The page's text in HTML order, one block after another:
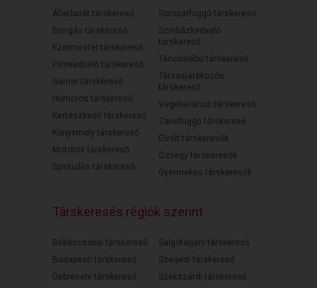
Állatbarát társkereső
Bringás társkereső
Ezermester társkereső
Filmkedvelő társkereső
Gamer társkereső
Humoros társkereső
Kertészkedő társkereső
Könyvmoly társkereső
Motoros társkereső
Spirituális társkereső
Sorozatfüggő társkereső
Színházkedvelő
társkereső
Táncoslábú társkereső
Társasjátékozós
társkereső
Vegetáriánus társkereső
Zenefüggő társkereső
Elvált társkeresők
Özvegy társkeresők
Gyermekes társkeresők
Társkeresés régiók szerint
Békéscsabai társkereső
Budapesti társkereső
Debreceni társkereső
Salgótarjáni társkereső
Szegedi társkereső
Szekszárdi társkereső